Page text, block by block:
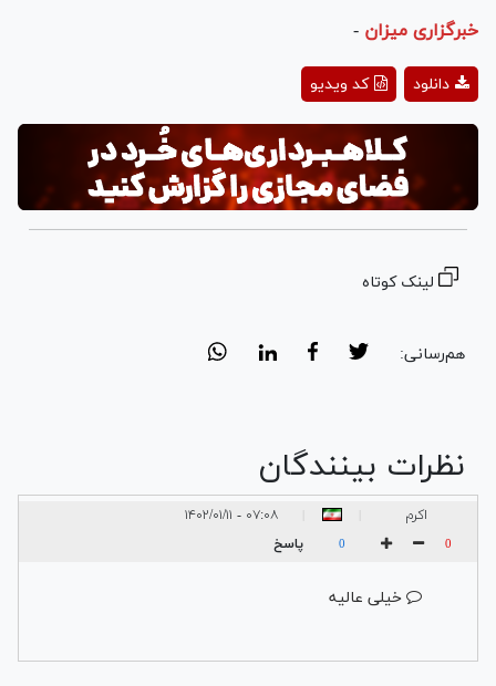
خبرگزاری میزان -
Play
Video
کد ویدیو دانلود
لینک کوتاه
هم‌رسانی:
نظرات بینندگان
اکرم ۰۷:۰۸ - ۱۴۰۲/۰۱/۱۱
0
0 پاسخ
خیلی عالیه